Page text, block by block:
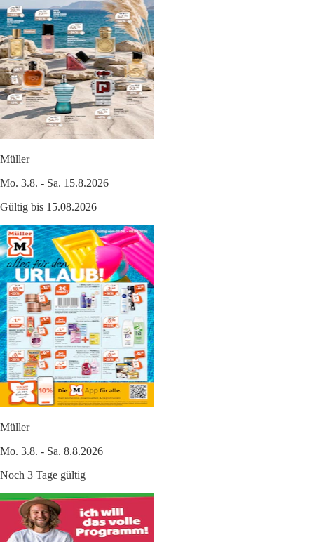
Müller
Mo. 3.8. - Sa. 15.8.2026
Gültig bis 15.08.2026
Müller
Mo. 3.8. - Sa. 8.8.2026
Noch 3 Tage gültig